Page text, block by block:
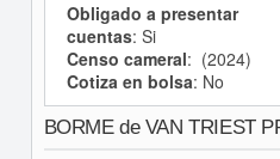
Obligado a presentar
cuentas: Si
Censo cameral: (2024)
Cotiza en bolsa: No
BORME de VAN TRIEST